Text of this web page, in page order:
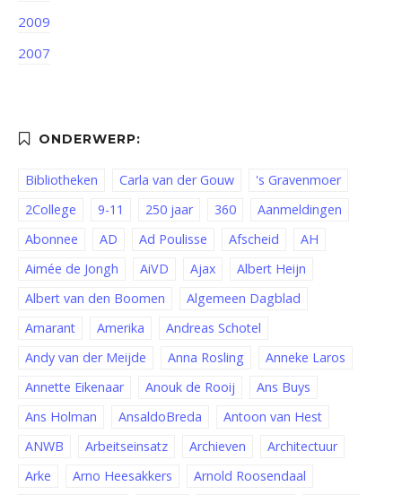
2009
2007
Bibliotheken Carla van der Gouw
's Gravenmoer
2College
9-11 250 jaar 360
Aanmeldingen
Abonnee
AD Ad Poulisse Afscheid
AH
Aimée de Jongh
AiVD Ajax
Albert Heijn
Albert van den Boomen
Algemeen Dagblad
Amarant
Amerika
Andreas Schotel
Andy van der Meijde
Anna Rosling
Anneke Laros
Annette Eikenaar
Anouk de Rooij
Ans Buys
Ans Holman
AnsaldoBreda
Antoon van Hest
ANWB
Arbeitseinsatz Archieven
Architectuur
Arke
Arno Heesakkers
Arnold Roosendaal